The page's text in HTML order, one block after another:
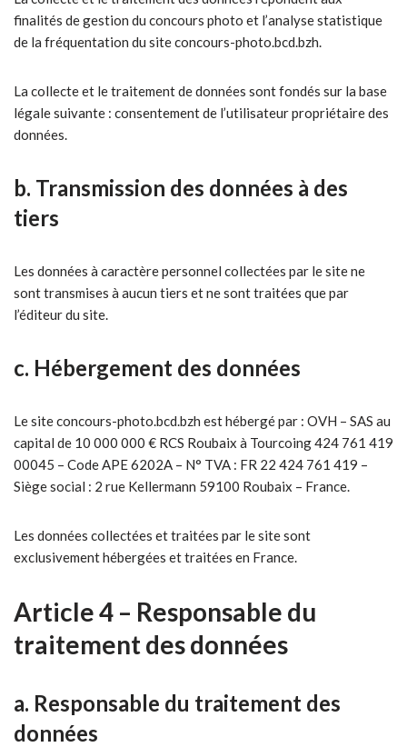
finalités de gestion du concours photo et l’analyse statistique
de la fréquentation du site concours-photo.bcd.bzh.
La collecte et le traitement de données sont fondés sur la base
légale suivante : consentement de l’utilisateur propriétaire des
données.
b. Transmission des données à des
tiers
Les données à caractère personnel collectées par le site ne
sont transmises à aucun tiers et ne sont traitées que par
l’éditeur du site.
c. Hébergement des données
Le site concours-photo.bcd.bzh est hébergé par : OVH – SAS au
capital de 10 000 000 € RCS Roubaix à Tourcoing 424 761 419
00045 – Code APE 6202A – N° TVA : FR 22 424 761 419 –
Siège social : 2 rue Kellermann 59100 Roubaix – France.
Les données collectées et traitées par le site sont
exclusivement hébergées et traitées en France.
Article 4 – Responsable du
traitement des données
a. Responsable du traitement des
données